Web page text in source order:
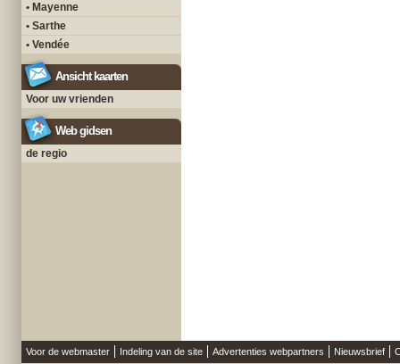
• Mayenne
• Sarthe
• Vendée
Ansicht kaarten
Voor uw vrienden
Web gidsen
de regio
Voor de webmaster Indeling van de site Advertenties webpartners Nieuwsbrief